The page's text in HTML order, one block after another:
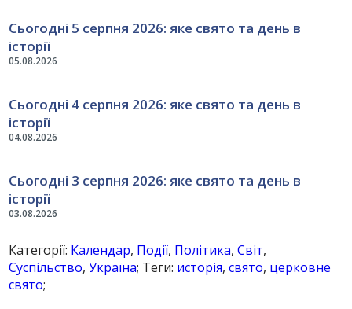
05.08.2026
Сьогодні 5 серпня 2026: яке свято та день в
історії
04.08.2026
Сьогодні 4 серпня 2026: яке свято та день в
історії
03.08.2026
Сьогодні 3 серпня 2026: яке свято та день в
історії
Категорії: Календар, Події, Політика,Світ,
Суспільство,Україна; Теги: исторія,свято, церковне
свято;